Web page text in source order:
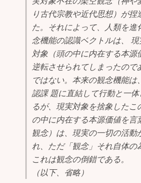
り古代宗教や近代思想）が捏
た。それによって、人類を進
念機能の認識ベクトルは、
対象（頭の中に内在する本源
逆転させられてしまったので
ではない。本来の観念機能は
認課 題に直結して行動と一
るが、現実対象を捨象したこ
の中に内在する本源価値を言
観念）は、現実の一切の活動
れ、ただ「観念」それ自体の
これは観念の倒錯である。
（以下、省略）